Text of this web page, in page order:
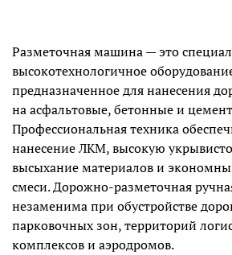
Разметочная машина — это
высокотехнологичное
предназначенное для нанесения
на асфальтовые, бетонные и
Профессиональная техника
нанесение ЛКМ, высокую
высыхание материалов и
смеси. Дорожно-разметочная
незаменима при обустройстве
парковочных зон, территорий
комплексов и аэродромов.